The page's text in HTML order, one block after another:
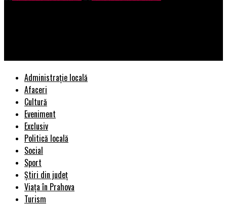
Administrație locală
Afaceri
Cultură
Eveniment
Exclusiv
Politică locală
Social
Sport
Știri din județ
Viața în Prahova
Turism